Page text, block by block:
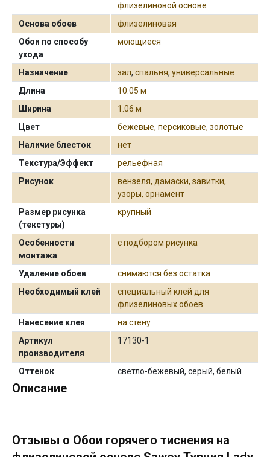
флизелиновой основе
Основа обоев
флизелиновая
Обои по способу
ухода
моющиеся
Назначение зал,спальня,универсальные
Длина
10.05 м
Ширина
1.06 м
Цвет
бежевые, персиковые, золотые
Наличие блесток
нет
Текстура/Эффект
рельефная
Рисунок
вензеля, дамаски, завитки,
узоры, орнамент
Размер рисунка
(текстуры)
крупный
Особенности
монтажа
с подбором рисунка
Удаление обоев
снимаются без остатка
Необходимый клей
специальный клей для
флизелиновых обоев
Нанесение клея
на стену
Артикул
производителя
17130-1
Оттенок светло-бежевый, серый, белый
Описание
Отзывы о Обои горячего тиснения на